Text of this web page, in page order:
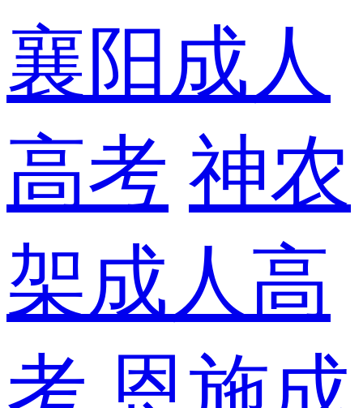
襄阳成人
高考 神农
架成人高